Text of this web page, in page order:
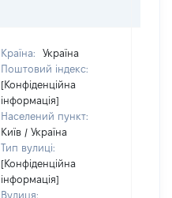
Країна:
Україна
Поштовий індекс:
[Конфіденційна
інформація]
Населений пункт:
Київ / Україна
Тип вулиці:
[Конфіденційна
інформація]
Вулиця: